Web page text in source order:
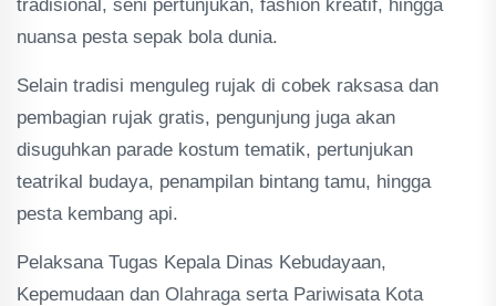
tradisional, seni pertunjukan, fashion kreatif, hingga
nuansa pesta sepak bola dunia.
Selain tradisi menguleg rujak di cobek raksasa dan
pembagian rujak gratis, pengunjung juga akan
disuguhkan parade kostum tematik, pertunjukan
teatrikal budaya, penampilan bintang tamu, hingga
pesta kembang api.
Pelaksana Tugas Kepala Dinas Kebudayaan,
Kepemudaan dan Olahraga serta Pariwisata Kota